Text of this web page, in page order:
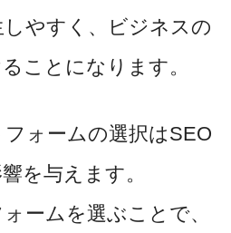
やすく、ビジネスの
ことになります。
ォームの選択はSEO
を与えます。
ームを選ぶことで、